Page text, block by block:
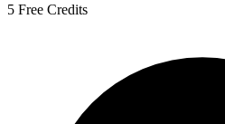
5 Free Credits